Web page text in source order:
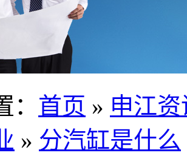
： 首页 » 申江
» 分汽缸是什么